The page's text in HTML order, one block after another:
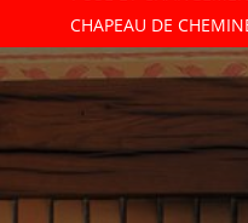
CHAPEAU DE